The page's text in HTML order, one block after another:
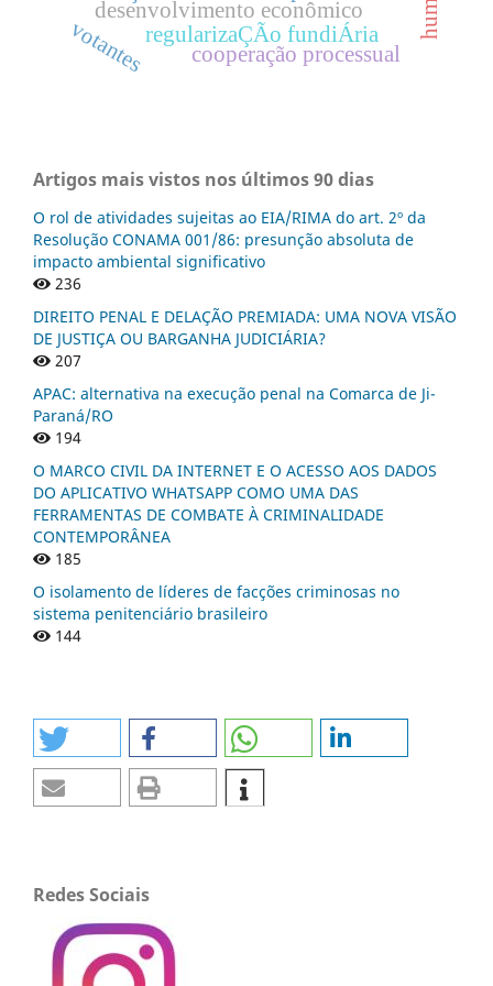
desenvolvimento econômico
regularizaÇÃo fundiÁria
cooperação processual
votantes
Artigos mais vistos nos últimos 90 dias
O rol de atividades sujeitas ao EIA/RIMA do art. 2º da
Resolução CONAMA 001/86: presunção absoluta de
impacto ambiental significativo
236
DIREITO PENAL E DELAÇÃO PREMIADA: UMA NOVA VISÃO
DE JUSTIÇA OU BARGANHA JUDICIÁRIA?
207
APAC: alternativa na execução penal na Comarca de Ji-
Paraná/RO
194
O MARCO CIVIL DA INTERNET E O ACESSO AOS DADOS
DO APLICATIVO WHATSAPP COMO UMA DAS
FERRAMENTAS DE COMBATE À CRIMINALIDADE
CONTEMPORÂNEA
185
O isolamento de líderes de facções criminosas no
sistema penitenciário brasileiro
144
Redes Sociais